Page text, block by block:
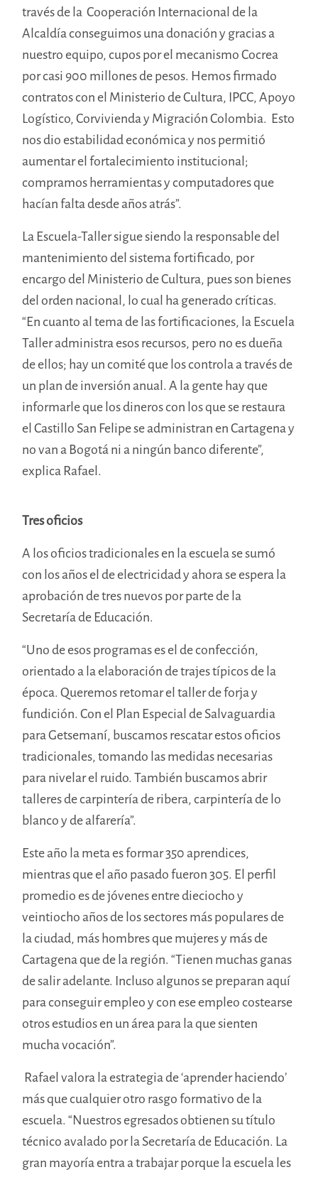
través de la Cooperación Internacional de la
Alcaldía conseguimos una donación y gracias a
nuestro equipo, cupos por el mecanismo Cocrea
por casi 900 millones de pesos. Hemos firmado
contratos con el Ministerio de Cultura, IPCC, Apoyo
Logístico, Corvivienda y Migración Colombia. Esto
nos dio estabilidad económica y nos permitió
aumentar el fortalecimiento institucional;
compramos herramientas y computadores que
hacían falta desde años atrás”.
La Escuela-Taller sigue siendo la responsable del
mantenimiento del sistema fortificado, por
encargo del Ministerio de Cultura, pues son bienes
del orden nacional, lo cual ha generado críticas.
“En cuanto al tema de las fortificaciones, la Escuela
Taller administra esos recursos, pero no es dueña
de ellos; hay un comité que los controla a través de
un plan de inversión anual. A la gente hay que
informarle que los dineros con los que se restaura
el Castillo San Felipe se administran en Cartagena y
no van a Bogotá ni a ningún banco diferente”,
explica Rafael.
Tres oficios
A los oficios tradicionales en la escuela se sumó
con los años el de electricidad y ahora se espera la
aprobación de tres nuevos por parte de la
Secretaría de Educación.
“Uno de esos programas es el de confección,
orientado a la elaboración de trajes típicos de la
época. Queremos retomar el taller de forja y
fundición. Con el Plan Especial de Salvaguardia
para Getsemaní, buscamos rescatar estos oficios
tradicionales, tomando las medidas necesarias
para nivelar el ruido. También buscamos abrir
talleres de carpintería de ribera, carpintería de lo
blanco y de alfarería”.
Este año la meta es formar 350 aprendices,
mientras que el año pasado fueron 305. El perfil
promedio es de jóvenes entre dieciocho y
veintiocho años de los sectores más populares de
la ciudad, más hombres que mujeres y más de
Cartagena que de la región. “Tienen muchas ganas
de salir adelante. Incluso algunos se preparan aquí
para conseguir empleo y con ese empleo costearse
otros estudios en un área para la que sienten
mucha vocación”.
Rafael valora la estrategia de ‘aprender haciendo’
más que cualquier otro rasgo formativo de la
escuela. “Nuestros egresados obtienen su título
técnico avalado por la Secretaría de Educación. La
gran mayoría entra a trabajar porque la escuela les